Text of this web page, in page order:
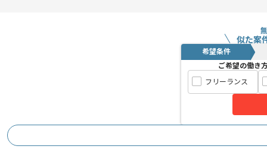
似た案
希望条件
ご希望の働き
フリーランス